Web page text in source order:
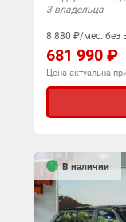
3 владельца
8 880 ₽/мес. без
681 990 ₽
Цена актуальна
В наличии